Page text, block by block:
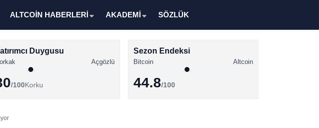
ALTCOİN HABERLERİ AKADEMİ SÖZLÜK
Duygusu
Açgözlü
/100Korku
Sezon Endeksi
Bitcoin Altcoin
44.8/100